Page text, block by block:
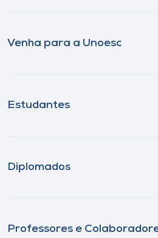
Venha para a Unoesc
Estudantes
Diplomados
Professores e